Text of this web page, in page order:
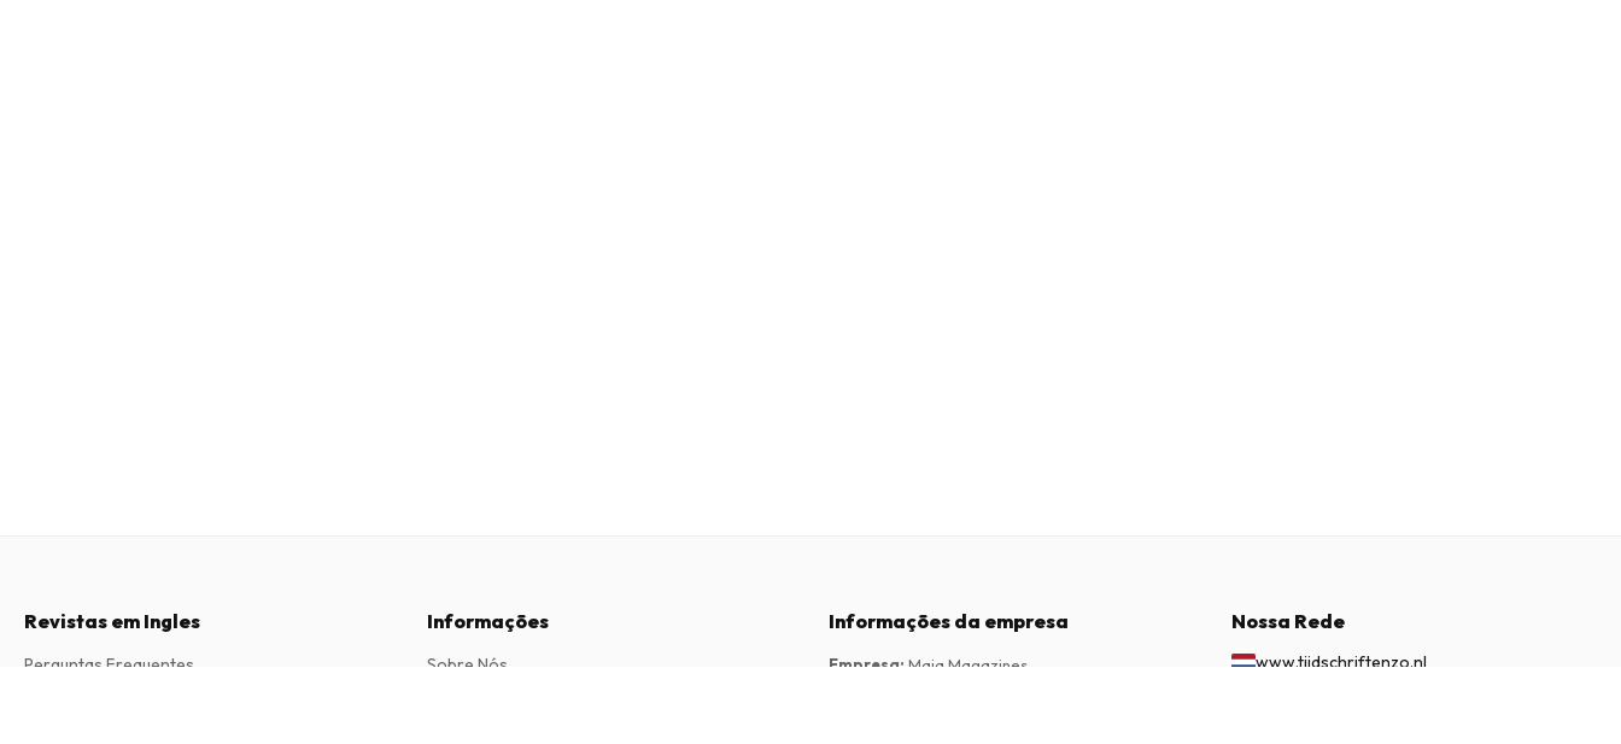
Revistas em Ingles
Perguntas Frequentes
Informações
Sobre Nós
Informações da empresa
Empresa: Maja Magazines
Nossa Rede
www.tijdschriftenzo.nl